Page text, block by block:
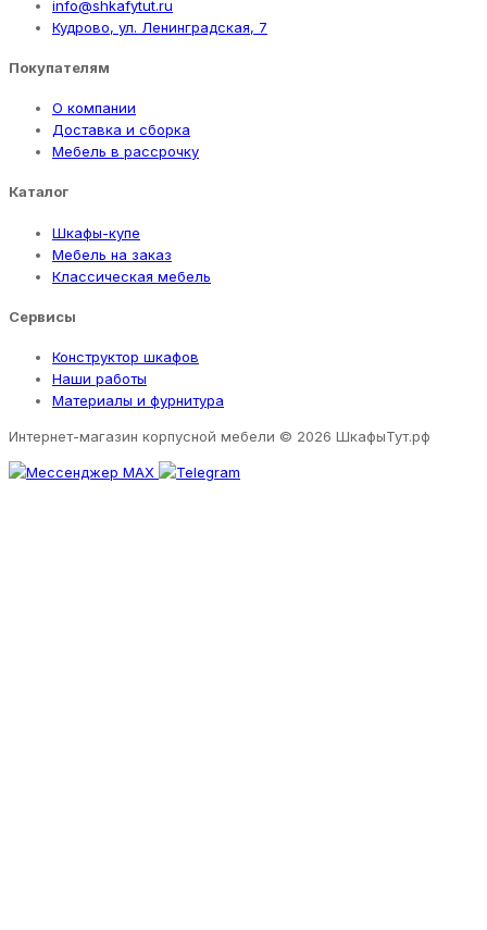
info@shkafytut.ru
Кудрово, ул. Ленинградская, 7
Покупателям
О компании
Доставка и сборка
Мебель в рассрочку
Каталог
Шкафы-купе
Мебель на заказ
Классическая мебель
Сервисы
Конструктор шкафов
Наши работы
Материалы и фурнитура
Интернет-магазин корпусной мебели © 2026 ШкафыТут.рф